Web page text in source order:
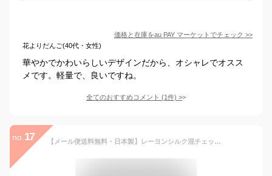
価格と在庫をau PAY マーケット でチェック >>
花よりだんご(40代・女性)
華やかでかわいらしいデザインだから、オシャレでオスス
メです。軽量で、良いですね。
全てのおすすめコメント (1件) >
no. 17 【メール便送料無料・日本製】レーヨンシルク混チェック大判ストール◇ショール 薄手 レディース 春秋 保温 上品 エレガンス チェック ギフト 贈り物 防寒 母の日【楽ギフ_包装選択】